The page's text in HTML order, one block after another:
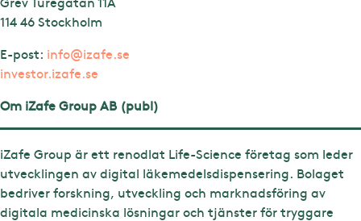
114 46 Stockholm
E-post: info@izafe.se
investor.izafe.se
Om iZafe Group AB (publ)
iZafe Group är ett renodlat Life-Science företag som leder
utvecklingen av digital läkemedelsdispensering. Bolaget
bedriver forskning, utveckling och marknadsföring av
digitala medicinska lösningar och tjänster för tryggare